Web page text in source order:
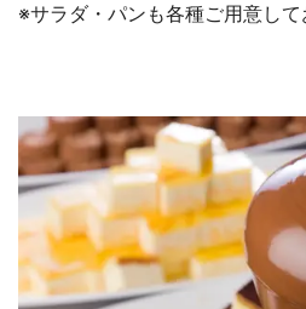
※サラダ・パンも各種ご用意して